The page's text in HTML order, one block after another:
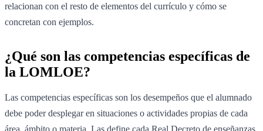
relacionan con el resto de elementos del currículo y cómo se
concretan con ejemplos.
¿Qué son las competencias específicas de
la LOMLOE?
Las competencias específicas son los desempeños que el alumnado
debe poder desplegar en situaciones o actividades propias de cada
área, ámbito o materia. Las define cada Real Decreto de enseñanzas